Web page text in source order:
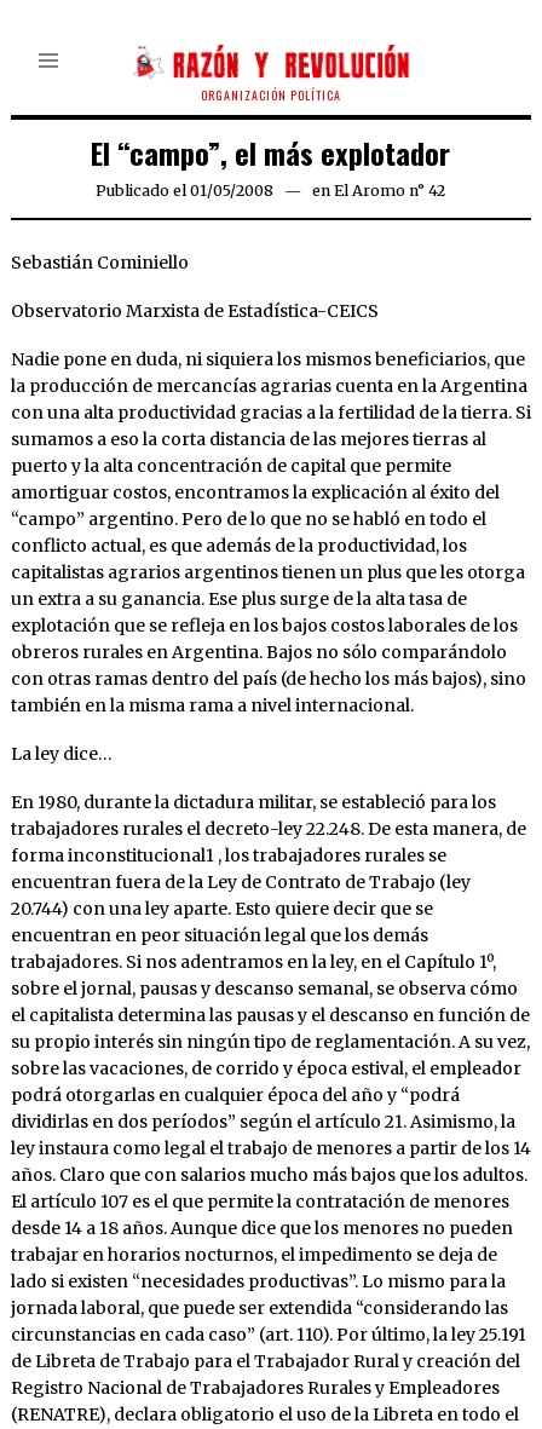
ORGANIZACIÓN POLÍTICA
El “campo”, el más explotador
Publicado el 01/05/2008 24/03/2020
en El Aromo n° 42
Sebastián Cominiello
Observatorio Marxista de Estadística-CEICS
Nadie pone en duda, ni siquiera los mismos beneficiarios, que
la producción de mercancías agrarias cuenta en la Argentina
con una alta productividad gracias a la fertilidad de la tierra. Si
sumamos a eso la corta distancia de las mejores tierras al
puerto y la alta concentración de capital que permite
amortiguar costos, encontramos la explicación al éxito del
“campo” argentino. Pero de lo que no se habló en todo el
conflicto actual, es que además de la productividad, los
capitalistas agrarios argentinos tienen un plus que les otorga
un extra a su ganancia. Ese plus surge de la alta tasa de
explotación que se refleja en los bajos costos laborales de los
obreros rurales en Argentina. Bajos no sólo comparándolo
con otras ramas dentro del país (de hecho los más bajos), sino
también en la misma rama a nivel internacional.
La ley dice…
En 1980, durante la dictadura militar, se estableció para los
trabajadores rurales el decreto-ley 22.248. De esta manera, de
forma inconstitucional1 , los trabajadores rurales se
encuentran fuera de la Ley de Contrato de Trabajo (ley
20.744) con una ley aparte. Esto quiere decir que se
encuentran en peor situación legal que los demás
trabajadores. Si nos adentramos en la ley, en el Capítulo 1º,
sobre el jornal, pausas y descanso semanal, se observa cómo
el capitalista determina las pausas y el descanso en función de
su propio interés sin ningún tipo de reglamentación. A su vez,
sobre las vacaciones, de corrido y época estival, el empleador
podrá otorgarlas en cualquier época del año y “podrá
dividirlas en dos períodos” según el artículo 21. Asimismo, la
ley instaura como legal el trabajo de menores a partir de los 14
años. Claro que con salarios mucho más bajos que los adultos.
El artículo 107 es el que permite la contratación de menores
desde 14 a 18 años. Aunque dice que los menores no pueden
trabajar en horarios nocturnos, el impedimento se deja de
lado si existen “necesidades productivas”. Lo mismo para la
jornada laboral, que puede ser extendida “considerando las
circunstancias en cada caso” (art. 110). Por último, la ley 25.191
de Libreta de Trabajo para el Trabajador Rural y creación del
Registro Nacional de Trabajadores Rurales y Empleadores
(RENATRE), declara obligatorio el uso de la Libreta en todo el